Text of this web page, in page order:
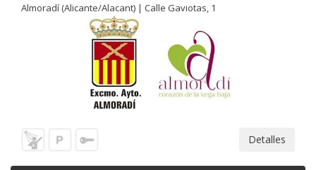
Almoradí (Alicante/Alacant) | Calle Gaviotas, 1
Detalles